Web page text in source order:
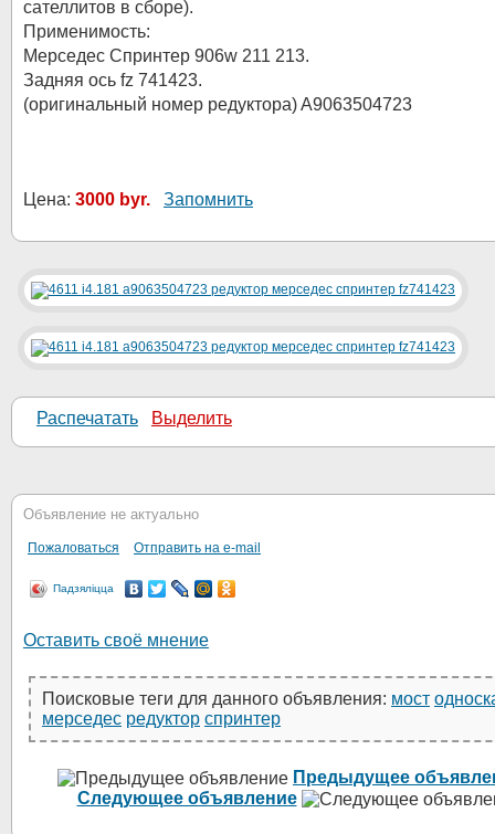
сателлитов в сборе).
Применимость:
Мерседес Спринтер 906w 211 213.
Задняя ось fz 741423.
(оригинальный номер редуктора) A9063504723
Цена: 3000 byr. Запомнить
Распечатать Выделить
Объявление не актуально
Пожаловаться Отправить на e-mail
Падзяліцца
Оставить своё мнение
Поисковые теги для данного объявления: мост
мерседес редуктор спринтер
Предыдущее
Следующее объявление